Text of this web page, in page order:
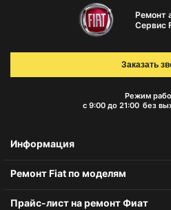
Ремонт
Сервис
Режим
с 9:00 до 21:00 без
Заказать
Информация
Ремонт Fiat по моделям
Прайс-лист на ремонт Фиат